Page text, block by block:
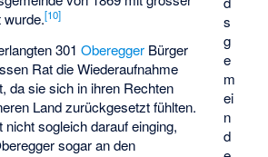
s
g
e
m
ei
n
d
wurde.[10]
301Oberegger Bürger
Rat die Wiederaufnahme
da sie sich in ihren Rechten
Land zurückgesetzt fühlten.
sogleich darauf einging,
sogar an den